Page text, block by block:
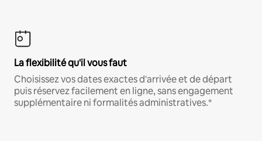
La flexibilité qu'il vous faut
Choisissez vos dates exactes d'arrivée et de départ
puis réservez facilement en ligne, sans engagement
supplémentaire ni formalités administratives.*